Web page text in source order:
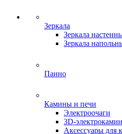
Зеркала
Зеркала
Зеркала
Панно
Камины и печи
Электроочаги
3D-
Аксессуары для